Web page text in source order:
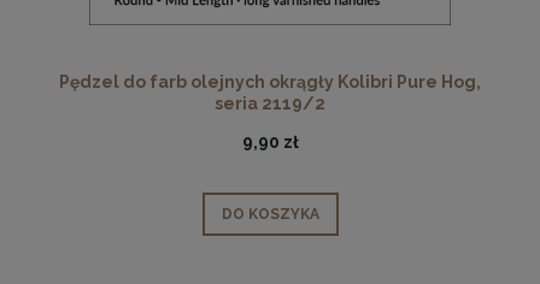
Pędzel do farb olejnych okrągły Kolibri Pure Hog,
seria 2119/2
9,90 zł
DO KOSZYKA